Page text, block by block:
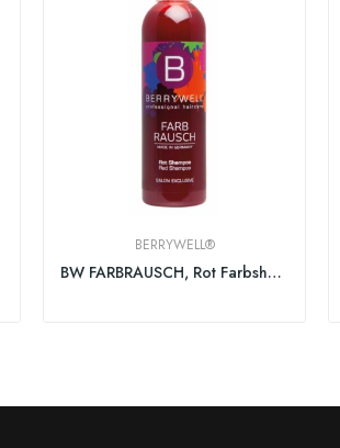
BERRYWELL®
BW FARBRAUSCH, Rot Farbshampoo 251ml